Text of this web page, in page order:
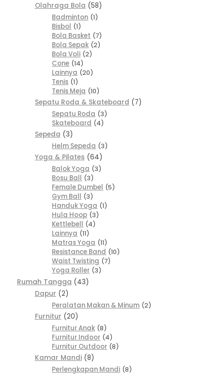
Olahraga Bola
58
Badminton 1
Bisbol 1
Bola Basket 7
Bola Sepak 2
Bola Voli 2
Cone 14
Lainnya 20
Tenis 1
Tenis Meja 10
Sepatu Roda & Skateboard
7
Sepatu Roda 3
Skateboard 4
Sepeda
3
Helm Sepeda 3
Yoga & Pilates
64
Balok Yoga 3
Bosu Ball 3
Female Dumbel 5
Gym Ball 3
Handuk Yoga 1
Hula Hoop 3
Kettlebell 4
Lainnya 11
Matras Yoga 11
Resistance Band 10
Waist Twisting 7
Yoga Roller 3
Rumah Tangga 43
Dapur
2
Peralatan Makan & Minum 2
Furnitur
20
Furnitur Anak 8
Furnitur Indoor 4
Furnitur Outdoor 8
Kamar Mandi 8
Perlengkapan Mandi 8